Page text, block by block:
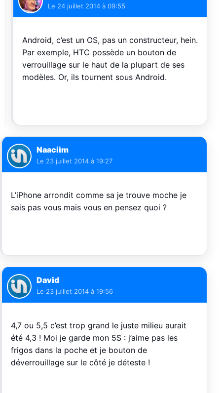
Le 24 juillet 2014 à 09:55
Android, c’est un OS, pas un constructeur, hein.
Par exemple, HTC possède un bouton de
verrouillage sur le haut de la plupart de ses
modèles. Or, ils tournent sous Android.
Naaciim
Le 23 juillet 2014 à 19:27
L’iPhone arrondit comme sa je trouve moche je
sais pas vous mais vous en pensez quoi ?
David
Le 23 juillet 2014 à 19:56
4,7 ou 5,5 c’est trop grand le juste milieu aurait
été 4,3 ! Moi je garde mon 5S : j’aime pas les
frigos dans la poche et je bouton de
déverrouillage sur le côté je déteste !